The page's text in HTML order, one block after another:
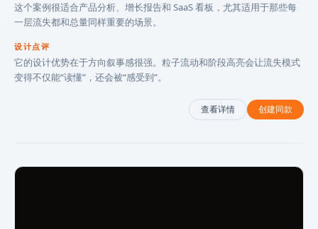
这个案例很适合产品分析、增长报告和 SaaS 看板，尤其适用于那些每
一层流失都和总量同样重要的场景。
设计点评
它的设计优势在于方向叙事感很强。粒子流动和阶段高亮会让流失模式
变得不仅能“读懂”，还会被“感受到”。
查看详情 创建同款